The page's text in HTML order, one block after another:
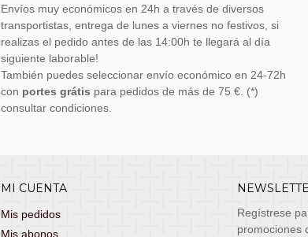
Envíos muy económicos en 24h a través de diversos
transportistas, entrega de lunes a viernes no festivos, si
realizas el pedido antes de las 14:00h te llegará al día
siguiente laborable!
También puedes seleccionar envío económico en 24-72h
con portes grátis para pedidos de más de 75 €. (*)
consultar condiciones.
MI CUENTA
Mis pedidos
Mis abonos
Regístrese
promociones